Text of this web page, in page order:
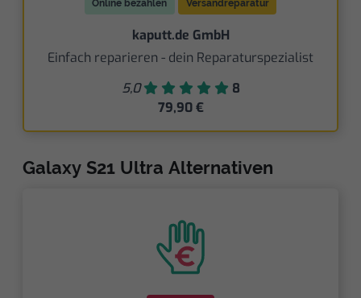
Online bezahlen Versandreparatur
kaputt.de GmbH
Einfach reparieren - dein Reparaturspezialist
5,0
8
79,90 €
Galaxy S21 Ultra Alternativen